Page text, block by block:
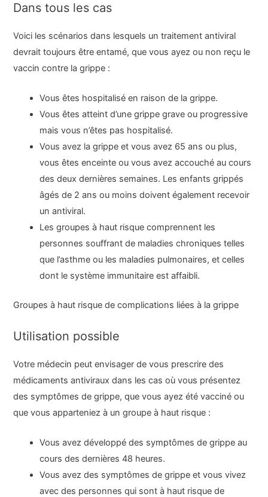
Dans tous les cas
Voici les scénarios dans lesquels un traitement antiviral
devrait toujours être entamé, que vous ayez ou non reçu le
vaccin contre la grippe :
Vous êtes hospitalisé en raison de la grippe.
Vous êtes atteint d’une grippe grave ou progressive
mais vous n’êtes pas hospitalisé.
Vous avez la grippe et vous avez 65 ans ou plus,
vous êtes enceinte ou vous avez accouché au cours
des deux dernières semaines. Les enfants grippés
âgés de 2 ans ou moins doivent également recevoir
un antiviral.
Les groupes à haut risque comprennent les
personnes souffrant de maladies chroniques telles
que l’asthme ou les maladies pulmonaires, et celles
dont le système immunitaire est affaibli.
Groupes à haut risque de complications liées à la grippe
Utilisation possible
Votre médecin peut envisager de vous prescrire des
médicaments antiviraux dans les cas où vous présentez
des symptômes de grippe, que vous ayez été vacciné ou
que vous apparteniez à un groupe à haut risque :
Vous avez développé des symptômes de grippe au
cours des dernières 48 heures.
Vous avez des symptômes de grippe et vous vivez
avec des personnes qui sont à haut risque de